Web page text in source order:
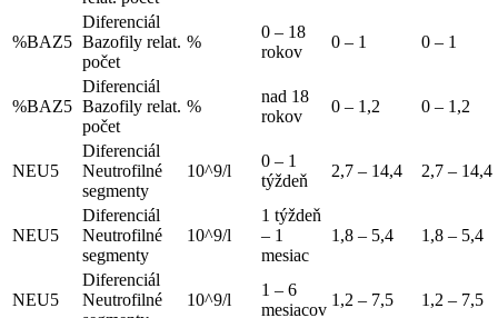
%BAZ5
Diferenciál
Bazofily relat.
počet
%
0 – 18
rokov
0 – 1 0 – 1
%BAZ5
Diferenciál
Bazofily relat.
počet
%
nad 18
rokov
0 – 1,2 0 – 1,2
NEU5
Diferenciál
Neutrofilné
segmenty
10^9/l
0 – 1
týždeň
2,7 – 14,4 2,7 – 14,4
NEU5
Diferenciál
Neutrofilné
segmenty
10^9/l
1 týždeň
– 1
mesiac
1,8 – 5,4 1,8 – 5,4
NEU5
Diferenciál
Neutrofilné
10^9/l
1 – 6
mesiacov
1,2 – 7,5 1,2 – 7,5